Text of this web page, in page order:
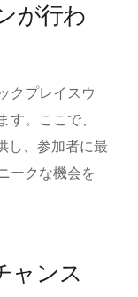
が行わ
クプレイスウ
。ここで、
し、参加者に最
ークな機会を
ャンス